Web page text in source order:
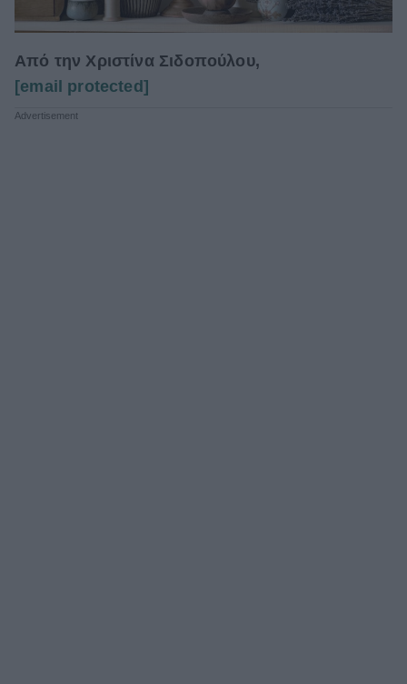
Από την Χριστίνα Σιδοπούλου,
[email protected]